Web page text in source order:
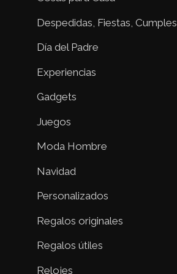
Despedidas, Fiestas, Cumples
Día del Padre
Experiencias
Gadgets
Juegos
Moda Hombre
Navidad
Personalizados
Regalos originales
Regalos útiles
Relojes